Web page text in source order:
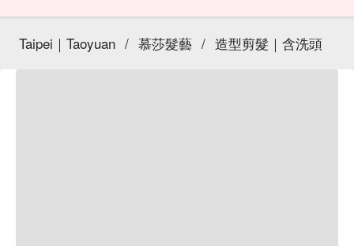
Taipei｜Taoyuan / 慕莎髮藝 / 造型剪髮｜含洗頭